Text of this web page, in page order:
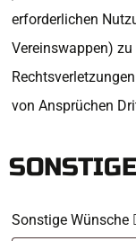
erforderlichen
Vereinswappen)
von Ansprüchen
Sonstige Wünsche